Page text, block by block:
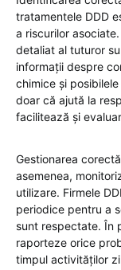
tratamentele DDD
a riscurilor
detaliat al tuturor
informații despre
chimice și
doar că ajută la
facilitează și
Gestionarea
asemenea,
utilizare. Firmele
periodice pentru a
sunt respectate. În
raporteze orice
timpul activităților